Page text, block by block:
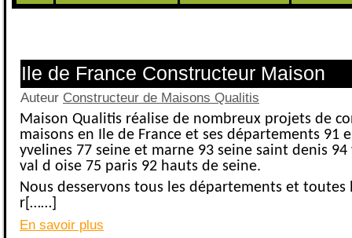
Ile de France Constructeur Maison
Auteur Constructeur de Maisons Qualitis
Maison Qualitis réalise de nombreux projets de
maisons en Ile de France et ses départements 91
yvelines 77 seine et marne 93 seine saint denis
val d oise 75 paris 92 hauts de seine.
Nous desservons tous les départements et toutes
r[……]
En savoir plus